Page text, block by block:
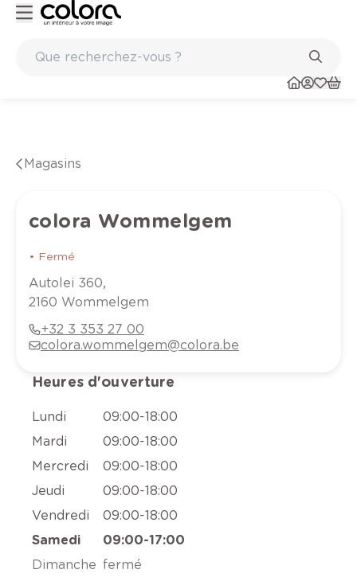
Magasins
colora Wommelgem
• Fermé
Autolei 360,
2160 Wommelgem
+32 3 353 27 00
colora.wommelgem@colora.be
Heures d'ouverture
Lundi 09:00-18:00
Mardi
09:00-18:00
Mercredi
09:00-18:00
Jeudi
09:00-18:00
Vendredi
09:00-18:00
Samedi
09:00-17:00
Dimanche fermé